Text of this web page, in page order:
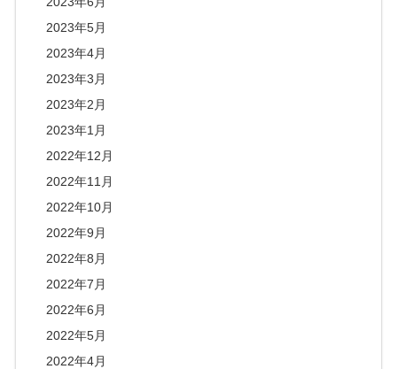
2023年5月
2023年4月
2023年3月
2023年2月
2023年1月
2022年12月
2022年11月
2022年10月
2022年9月
2022年8月
2022年7月
2022年6月
2022年5月
2022年4月